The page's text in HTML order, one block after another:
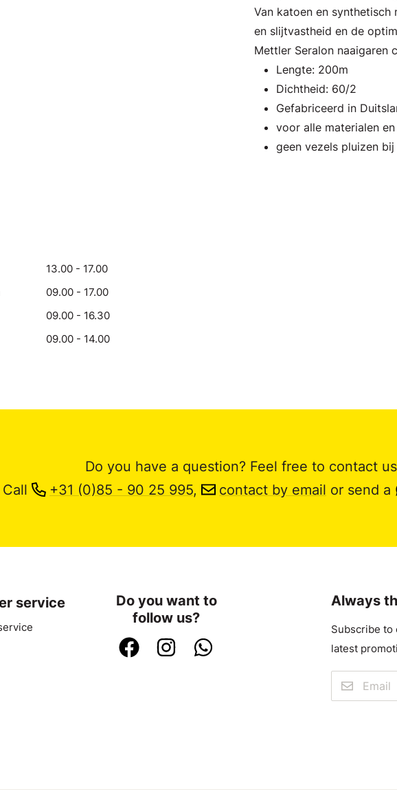
Van katoen en
en slijtvastheid en de
Mettler Seralon naaigaren
Lengte: 200m
Dichtheid: 60/2
Gefabriceerd in
voor alle materialen
geen vezels pluizen
13.00 - 17.00
09.00 - 17.00
09.00 - 16.30
09.00 - 14.00
Do you have a question? Feel free to contact
Call
+31 (0)85 - 90 25 995, contact by email or send a
service
Do you want to
follow us?
Always
Subscribe to
latest